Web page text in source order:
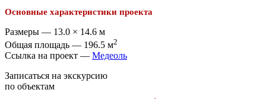
Основные характеристики проекта
Размеры — 13.0 × 14.6 м
Общая площадь — 196.5 м2
Ссылка на проект — Медеоль
Записаться на экскурсию
по объектам